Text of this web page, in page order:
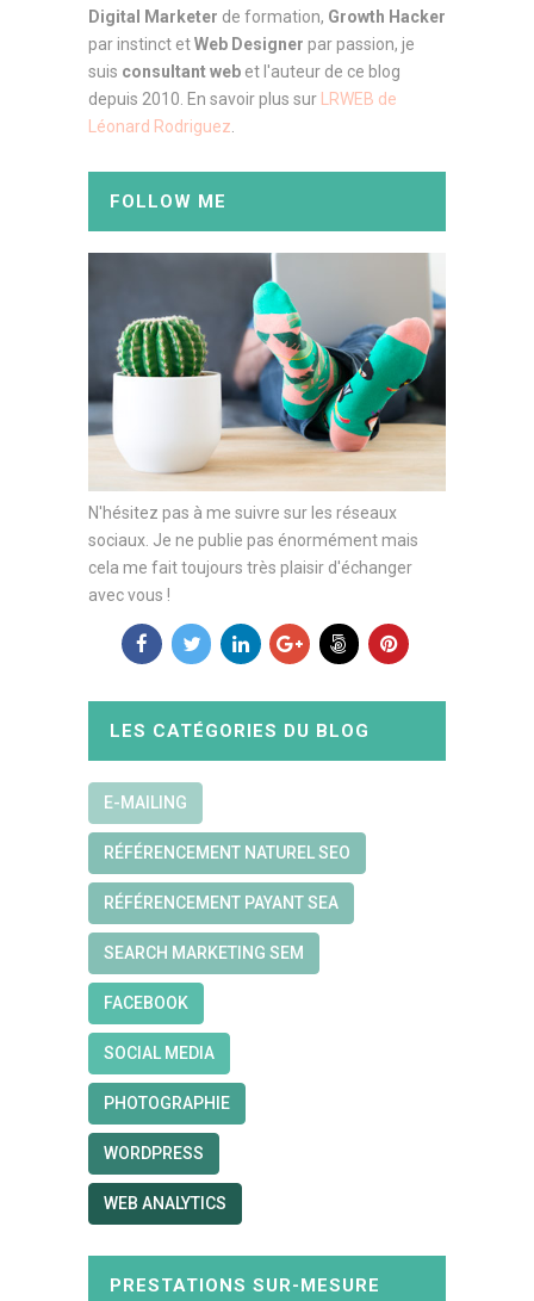
Digital Marketer de formation, Growth Hacker
par instinct etWeb Designer par passion, je
suis consultant web et l'auteur de ce blog
depuis 2010. En savoir plus sur
LRWEB de
Léonard Rodriguez
FOLLOW ME
N'hésitez pas à me suivre sur les réseaux
sociaux. Je ne publie pas énormément mais
cela me fait toujours très plaisir d'échanger
avec vous !
LES CATÉGORIES DU BLOG
E-MAILING
RÉFÉRENCEMENT NATUREL SEO
RÉFÉRENCEMENT PAYANT SEA
SEARCH MARKETING SEM
FACEBOOK
SOCIAL MEDIA
PHOTOGRAPHIE
WORDPRESS
WEB ANALYTICS
PRESTATIONS SUR-MESURE